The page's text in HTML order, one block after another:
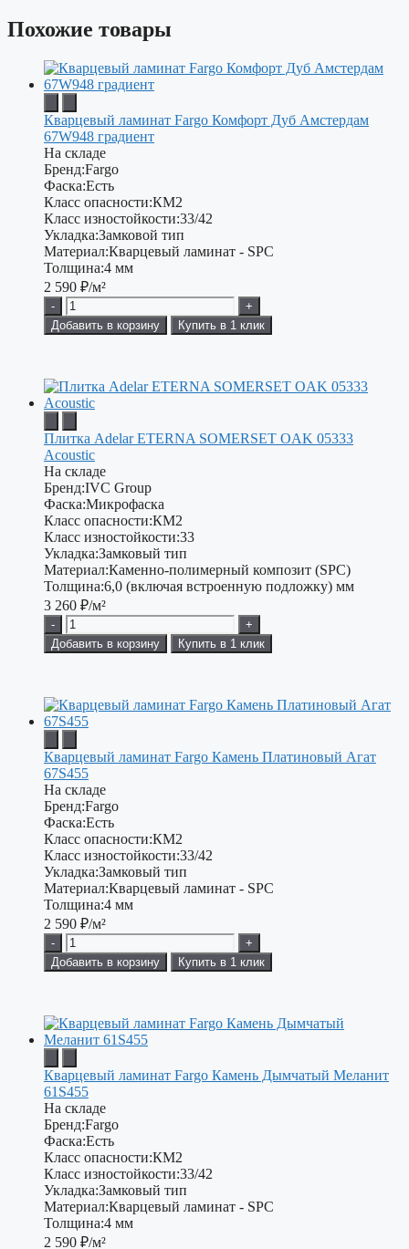
Похожие товары
Кварцевый ламинат Fargo Комфорт Дуб Амстердам
67W948 градиент
На складе
Бренд:Fargo
Фаска:Есть
Класс опасности:КМ2
Класс изностойкости:33/42
Укладка:Замковой тип
Материал:Кварцевый ламинат - SPC
Толщина:4 мм
2 590 ₽/м²
-
+
Добавить в корзину
Купить в 1 клик
Плитка Adelar ETERNA SOMERSET OAK 05333
Acoustic
На складе
Бренд:IVC Group
Фаска:Микрофаска
Класс опасности:КМ2
Класс изностойкости:33
Укладка:Замковый тип
Материал:Каменно-полимерный композит (SPC)
Толщина:6,0 (включая встроенную подложку) мм
3 260 ₽/м²
-
+
Добавить в корзину
Купить в 1 клик
Кварцевый ламинат Fargo Камень Платиновый Агат
67S455
На складе
Бренд:Fargo
Фаска:Есть
Класс опасности:КМ2
Класс изностойкости:33/42
Укладка:Замковый тип
Материал:Кварцевый ламинат - SPC
Толщина:4 мм
2 590 ₽/м²
-
+
Добавить в корзину
Купить в 1 клик
Кварцевый ламинат Fargo Камень Дымчатый Меланит
61S455
На складе
Бренд:Fargo
Фаска:Есть
Класс опасности:КМ2
Класс изностойкости:33/42
Укладка:Замковый тип
Материал:Кварцевый ламинат - SPC
Толщина:4 мм
2 590 ₽/м²